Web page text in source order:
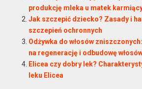
produkcję mleka u matek
Jak szczepić dziecko? Zasady i
szczepień ochronnych
Odżywka do włosów
na regenerację i odbudowę
Elicea czy dobry lek?
leku Elicea